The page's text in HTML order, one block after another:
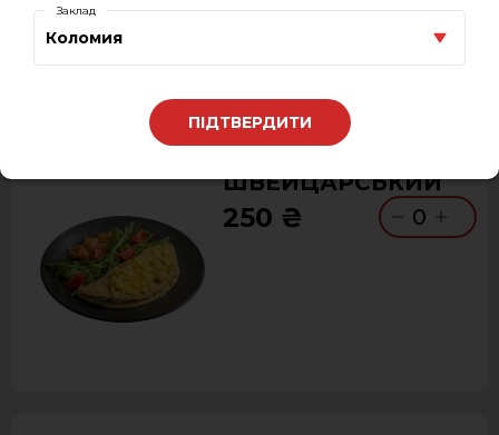
ШВЕЙЦАРСЬКИЙ
250 ₴ 0
Коломия
Заклад
ПІДТВЕРДИТИ